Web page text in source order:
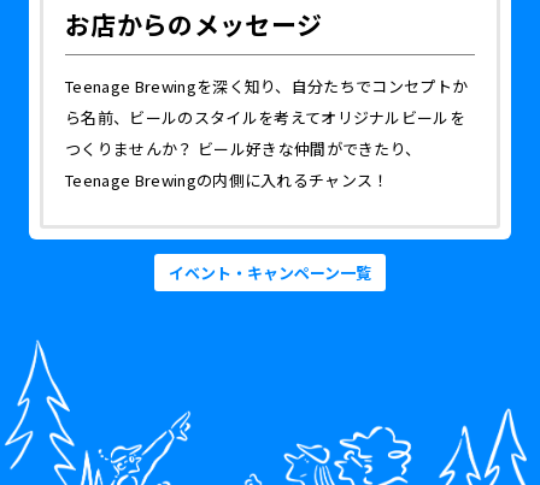
お店からのメッセージ
Teenage Brewingを深く知り、自分たちでコンセプトか
ら名前、ビールのスタイルを考えてオリジナルビールを
つくりませんか？ ビール好きな仲間ができたり、
Teenage Brewingの内側に入れるチャンス！
イベント・キャンペーン一覧